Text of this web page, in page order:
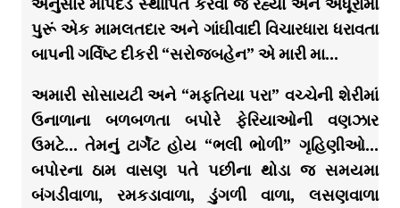
પુરૂં એક મામલતદાર અને ગાંઘીવાદી વિચારધારા ધરાવતા
બાપની ગર્વિષ્ટ દીકરી “સરોજબહેન” એ મારી મા…
અમારી સોસાયટી અને “મફતિયા પરા” વચ્ચેની શેરીમાં
ઉનાળાના બળબળતા બપોરે ફેરિયાઓની વણઝાર
ઉમટે… તેમનું ટાર્ગેટ હોય “ભલી ભોળી” ગૃહિણીઓ…
બપોરના ઠામ વાસણ પતે પછીના થોડા જ સમયમા
બંગડીવાળા, રમકડાવાળા, ડુંગળી વાળા, લસણવાળા